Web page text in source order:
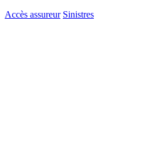
Accès assureur Sinistres